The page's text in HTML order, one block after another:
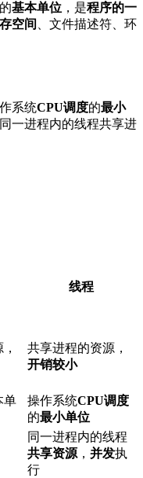
的基本单位 ，是程序的一
空间
、文件描述符、环
系统CPU调度的最小
一进程内的线程共享进
线程
共享进程的资源，
开销较小
单
操作系统CPU调度
的最小单位
同一进程内的线程
共享资源 ， 并发执
行